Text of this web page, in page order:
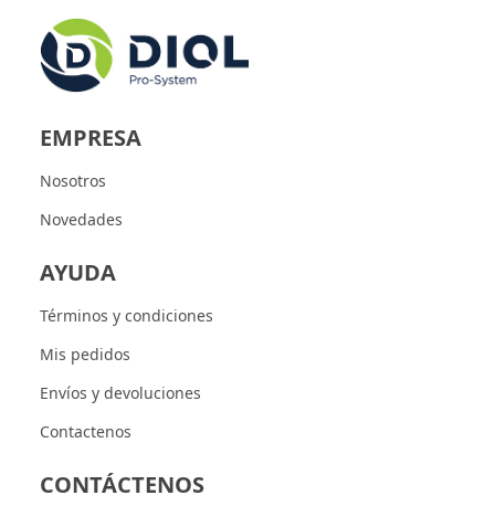
EMPRESA
Nosotros
Novedades
AYUDA
Términos y condiciones
Mis pedidos
Envíos y devoluciones
Contactenos
CONTÁCTENOS